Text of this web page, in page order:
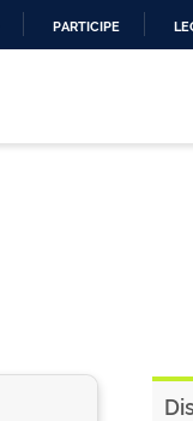
PARTICIPE